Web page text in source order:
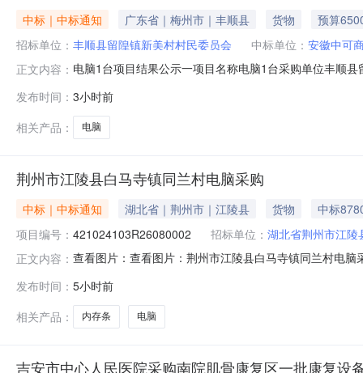
中标｜中标通知 广东省｜梅州市｜丰顺县 货物
预算
招标单位： 丰顺县留隍镇新美村村民委员会 中标单位： 安徽中可
正文内容： 电脑1台项目结果公示一项目名称电脑1台采购单位丰顺
果有异议，请向梅州市农业农村局反映，反映的方式必
时间为公
发布时间： 3小时前
相关产品：
电脑
荆州市江陵县白马寺镇同兰村电脑采购
中标｜中标通知 湖北省｜荆州市｜江陵县 货物
中标
项目编号： 421024103R26080002 招标单位： 湖北省荆州市江陵
正文内容： 查看图片：查看图片：荆州市江陵县白马寺镇同兰村电
间交易结果公示开始时间：2026-08-06交易结果公示结
发布时间： 5小时前
相关产品：
内存条 电脑
吉安市中心人民医院采购南院肌骨康复区一批康复设